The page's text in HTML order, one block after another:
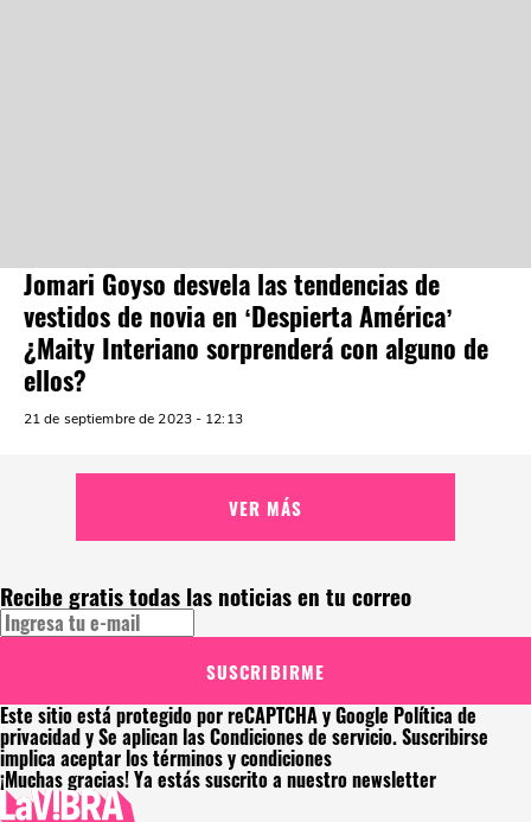
Jomari Goyso desvela las tendencias de
vestidos de novia en ‘Despierta América’
¿Maity Interiano sorprenderá con alguno de
ellos?
21 de septiembre de 2023 - 12:13
VER MÁS
Recibe gratis todas las noticias en tu correo
SUSCRIBIRME
Este sitio está protegido por reCAPTCHA y Google Política de
privacidady Se aplican lasCondiciones de servicio. Suscribirse
implica aceptar lostérminos y condiciones
¡Muchas gracias!Ya estás suscrito a nuestro newsletter